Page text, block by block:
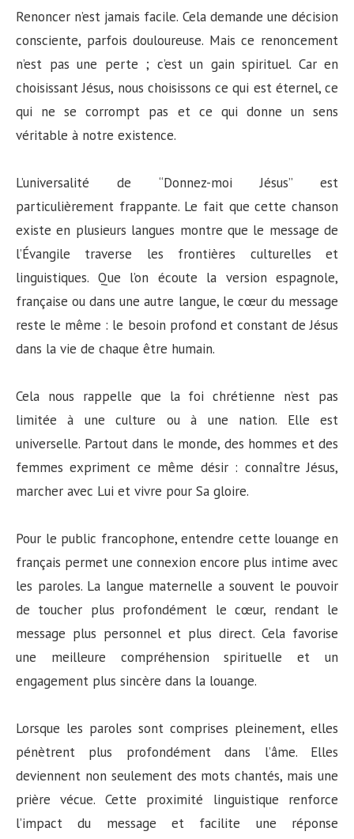
Renoncer n’est jamais facile. Cela demande une décision
consciente, parfois douloureuse. Mais ce renoncement
n’est pas une perte ; c’est un gain spirituel. Car en
choisissant Jésus, nous choisissons ce qui est éternel, ce
qui ne se corrompt pas et ce qui donne un sens
véritable à notre existence.
L’universalité de “Donnez-moi Jésus” est
particulièrement frappante. Le fait que cette chanson
existe en plusieurs langues montre que le message de
l’Évangile traverse les frontières culturelles et
linguistiques. Que l’on écoute la version espagnole,
française ou dans une autre langue, le cœur du message
reste le même : le besoin profond et constant de Jésus
dans la vie de chaque être humain.
Cela nous rappelle que la foi chrétienne n’est pas
limitée à une culture ou à une nation. Elle est
universelle. Partout dans le monde, des hommes et des
femmes expriment ce même désir : connaître Jésus,
marcher avec Lui et vivre pour Sa gloire.
Pour le public francophone, entendre cette louange en
français permet une connexion encore plus intime avec
les paroles. La langue maternelle a souvent le pouvoir
de toucher plus profondément le cœur, rendant le
message plus personnel et plus direct. Cela favorise
une meilleure compréhension spirituelle et un
engagement plus sincère dans la louange.
Lorsque les paroles sont comprises pleinement, elles
pénètrent plus profondément dans l’âme. Elles
deviennent non seulement des mots chantés, mais une
prière vécue. Cette proximité linguistique renforce
l’impact du message et facilite une réponse